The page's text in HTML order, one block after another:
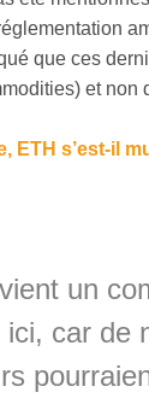
que ces
et non
ETH s’est-il
un
car de